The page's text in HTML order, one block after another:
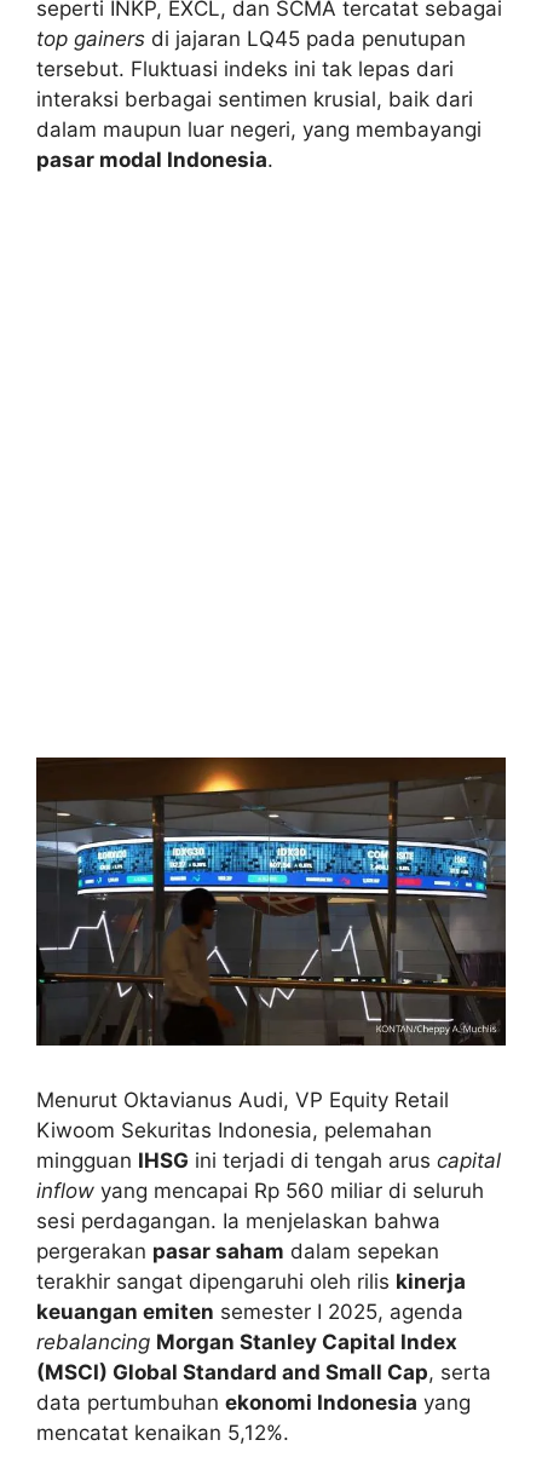
seperti INKP, EXCL, dan SCMA tercatat sebagai
top gainers di jajaran LQ45 pada penutupan
tersebut. Fluktuasi indeks ini tak lepas dari
interaksi berbagai sentimen krusial, baik dari
dalam maupun luar negeri, yang membayangi
pasar modal Indonesia.
Menurut Oktavianus Audi, VP Equity Retail
Kiwoom Sekuritas Indonesia, pelemahan
mingguan IHSG ini terjadi di tengah arus capital
inflow yang mencapai Rp 560 miliar di seluruh
sesi perdagangan. Ia menjelaskan bahwa
pergerakan pasar saham dalam sepekan
terakhir sangat dipengaruhi oleh rilis kinerja
keuangan emiten semester I 2025, agenda
rebalancing Morgan Stanley Capital Index
(MSCI) Global Standard and Small Cap, serta
data pertumbuhan ekonomi Indonesia yang
mencatat kenaikan 5,12%.